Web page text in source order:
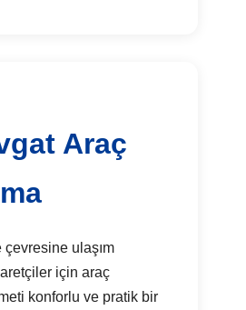
Araç
çevresine ulaşım
için araç
konforlu ve pratik bir